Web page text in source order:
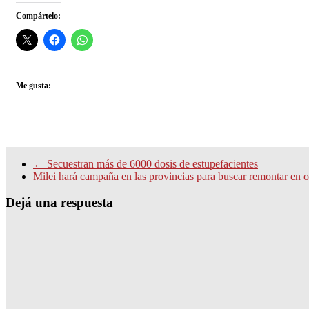
Compártelo:
Me gusta:
← Secuestran más de 6000 dosis de estupefacientes
Milei hará campaña en las provincias para buscar remontar en
Dejá una respuesta